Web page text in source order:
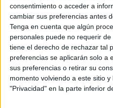
consentimiento o acceder a
cambiar sus preferencias antes
Tenga en cuenta que algún
personales puede no requerir
tiene el derecho de rechazar tal
preferencias se aplicarán solo a
sus preferencias o retirar su
momento volviendo a este sitio
"Privacidad" en la parte inferior
Como desventajas, la verdad
me decepcione, pero sí puede
haberme alejado de algo que
años. Es posible que no
porque pierda motivación o no
haga, sin una carrera de
trabajar de profe, sería para
me da bastante pena. Pero
psicología y me atrae